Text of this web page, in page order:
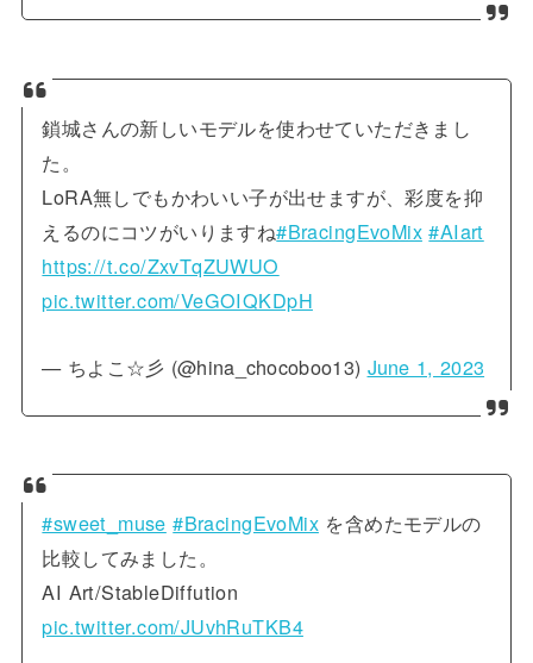
鎖城さんの新しいモデルを使わせていただきまし
た。
LoRA無しでもかわいい子が出せますが、彩度を抑
えるのにコツがいりますね#BracingEvoMix #AIart
https://t.co/ZxvTqZUWUO
pic.twitter.com/VeGOIQKDpH
— ちよこ☆彡 (@hina_chocoboo13) June 1, 2023
#sweet_muse #BracingEvoMixを含めたモデルの
比較してみました。
AI Art/StableDiffution
pic.twitter.com/JUvhRuTKB4